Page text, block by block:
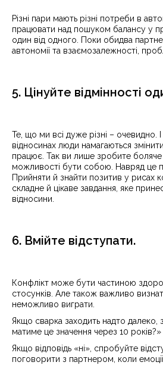
Різні пари мають різні потреби в
працювати над пошуком балансу у
один від одного. Поки обидва
автономії та взаємозалежності,
5. Цінуйте відмінності
Те, що ми всі дуже різні – очевидно.
відносинах люди намагаються
працює. Так ви лише зробите боляче
можливості бути собою. Навряд це
Прийняти й знайти позитив у рисах
складне й цікаве завдання, яке
відносини.
6. Вмійте відступати.
Конфлікт може бути частиною
стосунків. Але також важливо
неможливо виграти.
Якщо сварка заходить надто далеко,
матиме це значення через 10 років?»
Якщо відповідь «ні», спробуйте
поговорити з партнером, коли